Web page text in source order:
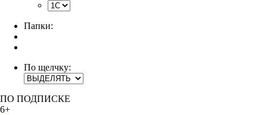
Папки:
По щелчку:
ПО ПОДПИСКЕ
6+